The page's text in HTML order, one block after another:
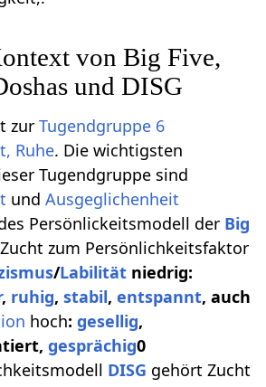
von Big Five,
und DISG
zur Tugendgruppe 6
Ruhe. Die wichtigsten
Tugendgruppe sind
und Ausgeglichenheit
Persönlickeitsmodell der Big
zum Persönlichkeitsfaktor
/Labilitätniedrig:
, ruhig, stabil, entspannt, auch
hoch: gesellig,
gesprächig0
DISG gehört Zucht